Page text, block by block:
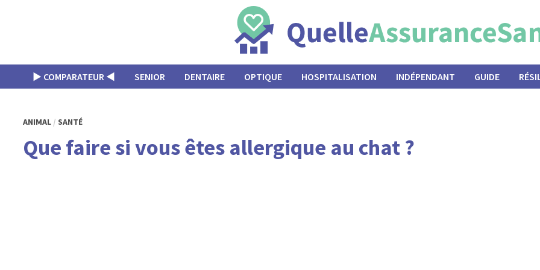
▶︎ COMPARATEUR ◀︎ SENIOR DENTAIRE OPTIQUE HOSPITALISATION INDÉPENDANT GUIDE
ANIMAL / SANTÉ
Que faire si vous êtes allergique au chat ?